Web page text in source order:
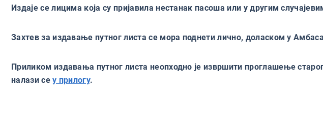
Издаје се лицима која су пријавила нестанак пасоша или у другим
Захтев за издавање путног листа се мора поднети лично, доласком у
Приликом издавања путног листа неопходно је извршити проглашење
налази сеу прилогу.